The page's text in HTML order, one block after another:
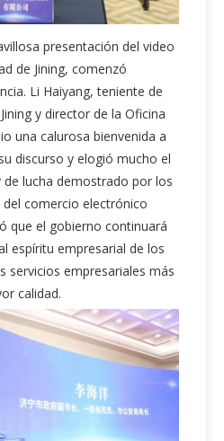
presentación del video
de Jining, comenzó
Li Haiyang, teniente de
y director de la Oficina
una calurosa bienvenida a
discurso y elogió mucho el
lucha demostrado por los
comercio electrónico
que el gobierno continuará
espíritu empresarial de los
servicios empresariales más
calidad.